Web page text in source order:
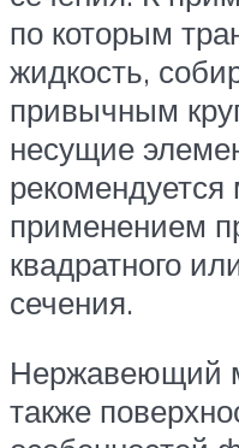
по которым
жидкость,
привычным
несущие
рекомендуется
применением
квадратного
сечения.
Нержавеющий
также